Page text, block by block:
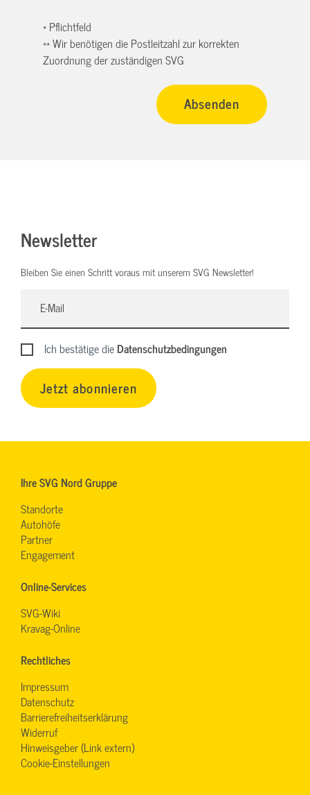
* Pflichtfeld
** Wir benötigen die Postleitzahl zur korrekten
Zuordnung der zuständigen SVG
Newsletter
Bleiben Sie einen Schritt voraus mit unserem SVG Newsletter!
Ich bestätige dieDatenschutzbedingungen
Jetzt abonnieren
Ihre SVG Nord Gruppe
Standorte
Autohöfe
Partner
Engagement
Online-Services
SVG-Wiki
Kravag-Online
Rechtliches
Impressum
Datenschutz
Barrierefreiheitserklärung
Widerruf
Hinweisgeber (Link extern)
Cookie-Einstellungen